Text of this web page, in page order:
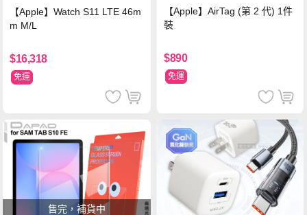
【Apple】Watch S11 LTE 46m
m M/L
$16,318
免運
【Apple】AirTag (第 2 代) 1件
裝
$890
免運
售完，補貨中